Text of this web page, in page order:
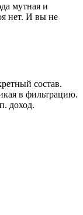
мутная и
нет. И вы не
состав.
в фильтрацию.
доход.